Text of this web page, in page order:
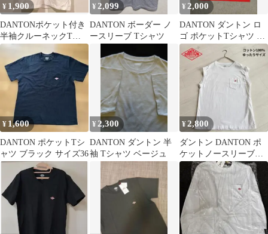
¥ 1,900
DANTONポケット付き
半袖クルーネックTシ
ャツ 無地
¥ 2,099
DANTON ボーダー ノ
ースリーブ Tシャツ
¥ 2,000
DANTON ダントン ロ
ゴ ポケットTシャツ レ
ッド サイズ 34
¥ 1,600
DANTON ポケットTシ
ャツ ブラック サイズ36
¥ 2,300
DANTON ダントン 半
袖 Tシャツ ベージュ
¥2,800
ダントン DANTON ポ
ケットノースリーブT
シャツ ホワイト 綿
100% ロゴ